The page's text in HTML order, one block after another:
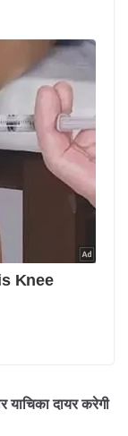
याचिका दायर करेगी